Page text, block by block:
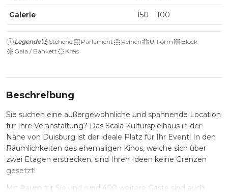
Galerie 150 100
Legende Stehend Parlament Reihen U-Form
Block
Gala / Bankett
Kreis
Beschreibung
Sie suchen eine außergewöhnliche und spannende Location
für Ihre Veranstaltung? Das Scala Kulturspielhaus in der
Nähe von Duisburg ist der ideale Platz für Ihr Event! In den
Räumlichkeiten des ehemaligen Kinos, welche sich über
zwei Etagen erstrecken, sind Ihren Ideen keine Grenzen
gesetzt!
Mit Raum für Sie und rund 400 weitere Gäste sind auch